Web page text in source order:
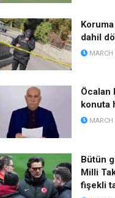
Koruma
dahil
Öcalan
konuta
Bütün
Milli
fişekli